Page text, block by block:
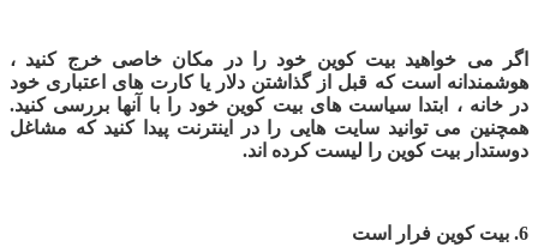
اگر می خواهید بیت کوین خود را در مکان خاصی خرج کنید ،
هوشمندانه است که قبل از گذاشتن دلار یا کارت های اعتباری خود
در خانه ، ابتدا سیاست های بیت کوین خود را با آنها بررسی کنید.
همچنین می توانید سایت هایی را در اینترنت پیدا کنید که مشاغل
دوستدار بیت کوین را لیست کرده اند.
6. بیت کوین فرار است